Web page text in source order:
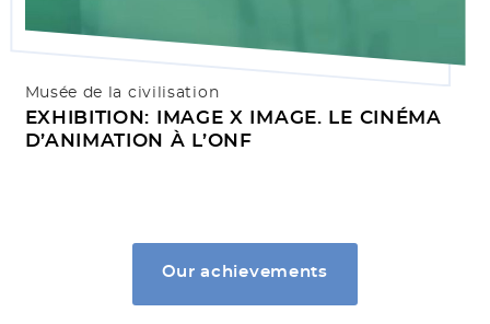
Musée de la civilisation
EXHIBITION: IMAGE X IMAGE. LE CINÉMA
D’ANIMATION À L’ONF
Our achievements